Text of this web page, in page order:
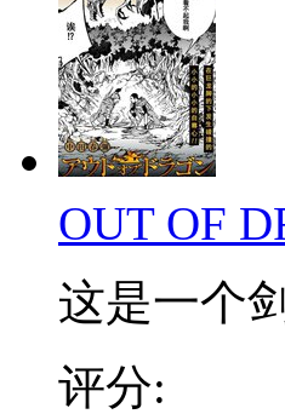
OUT OF
这是一个
评分: